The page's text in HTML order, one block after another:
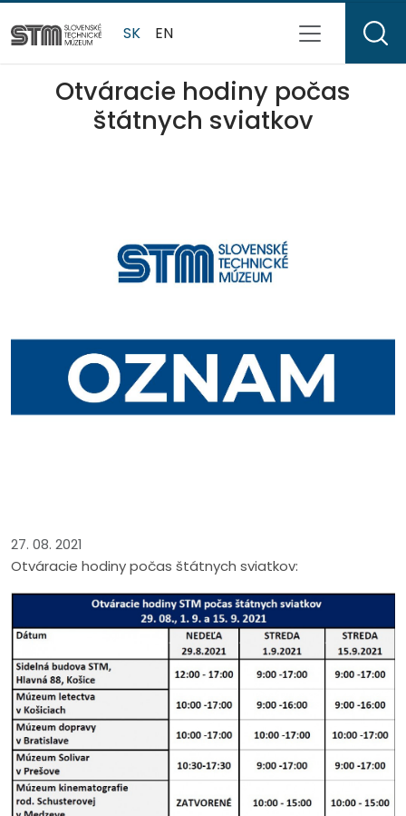
SK EN
Otváracie hodiny počas
štátnych sviatkov
27. 08. 2021
Otváracie hodiny počas štátnych sviatkov: